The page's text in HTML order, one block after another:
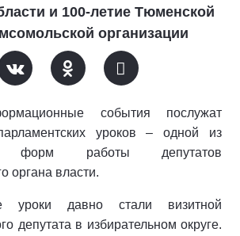
и 100-летие Тюменской
организации
события послужат
уроков – одной из
форм работы депутатов
органа власти.
уроки давно стали визитной
депутата в избирательном округе.